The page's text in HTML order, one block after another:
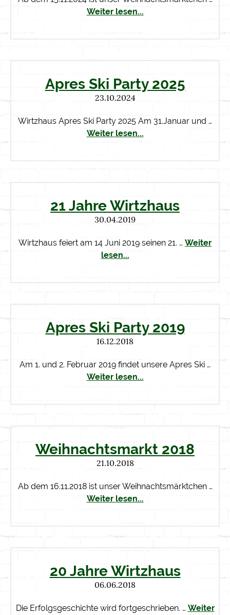
Weiter lesen...
Apres Ski Party 2025
23.10.2024
Wirtzhaus Apres Ski Party 2025 Am 31.Januar und …
Weiter lesen...
21 Jahre Wirtzhaus
30.04.2019
Wirtzhaus feiert am 14 Juni 2019 seinen 21. … Weiter
lesen...
Apres Ski Party 2019
16.12.2018
Am 1. und 2. Februar 2019 findet unsere Apres Ski …
Weiter lesen...
Weihnachtsmarkt 2018
21.10.2018
Ab dem 16.11.2018 ist unser Weihnachtsmärktchen …
Weiter lesen...
20 Jahre Wirtzhaus
06.06.2018
Die Erfolgsgeschichte wird fortgeschrieben. … Weiter